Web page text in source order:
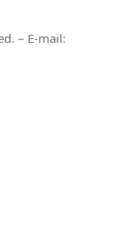
– E-mail: